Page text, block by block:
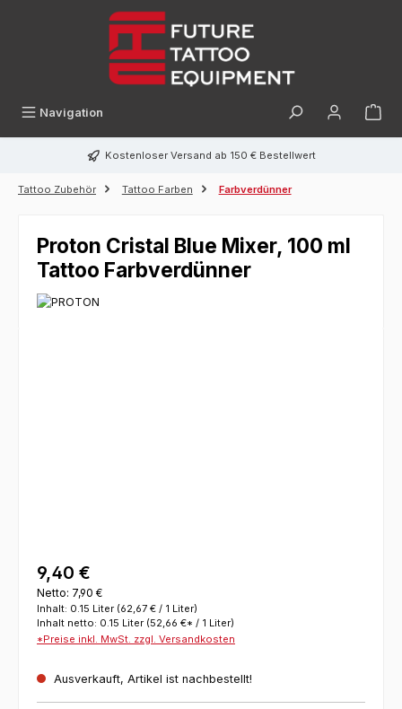
Navigation
Kostenloser Versand ab 150 € Bestellwert
Tattoo Zubehör Tattoo Farben Farbverdünner
Proton Cristal Blue Mixer, 100 ml
Tattoo Farbverdünner
9,40 €
Netto: 7,90 €
Inhalt: 0.15 Liter (62,67 € / 1 Liter)
Inhalt netto: 0.15 Liter (52,66 €* / 1 Liter)
*Preise inkl. MwSt. zzgl. Versandkosten
Ausverkauft, Artikel ist nachbestellt!